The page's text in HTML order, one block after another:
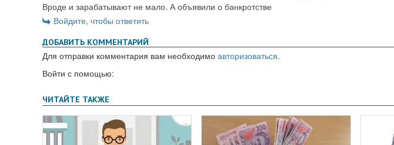
Вроде и зарабатывают не мало. А объявили о банкротстве
Войдите, чтобы ответить
ДОБАВИТЬ КОММЕНТАРИЙ
Для отправки комментария вам необходимо авторизоваться.
Войти с помощью: